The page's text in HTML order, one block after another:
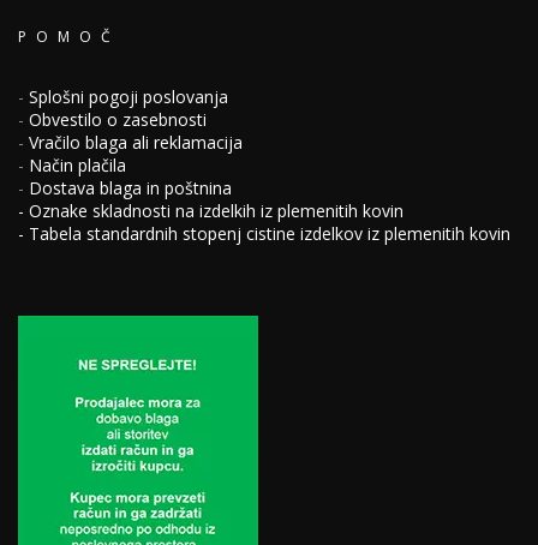
POMOČ
- Splošni pogoji poslovanja
- Obvestilo o zasebnosti
- Vračilo blaga ali reklamacija
- Način plačila
- Dostava blaga in poštnina
- Oznake skladnosti na izdelkih iz plemenitih kovin
- Tabela standardnih stopenj cistine izdelkov iz plemenitih kovin